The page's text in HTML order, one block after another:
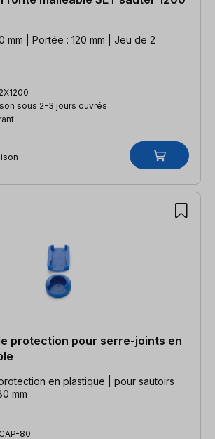
mm | Portée : 120 mm | Jeu de 2
sous 2-3 jours ouvrés
protection pour serre-joints en
en plastique | pour sautoirs
mm
80